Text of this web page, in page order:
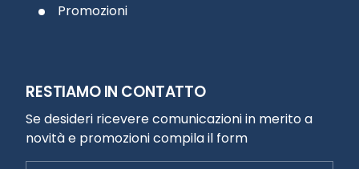
Promozioni
RESTIAMO IN CONTATTO
Se desideri ricevere comunicazioni in merito a
novità e promozioni compila il form